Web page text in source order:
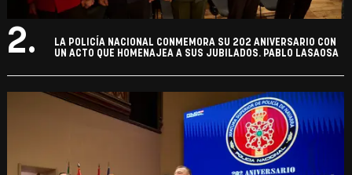
2.
LA POLICÍA NACIONAL CONMEMORA SU 202 ANIVERSARIO CON
UN ACTO QUE HOMENAJEA A SUS JUBILADOS. PABLO LASAOSA